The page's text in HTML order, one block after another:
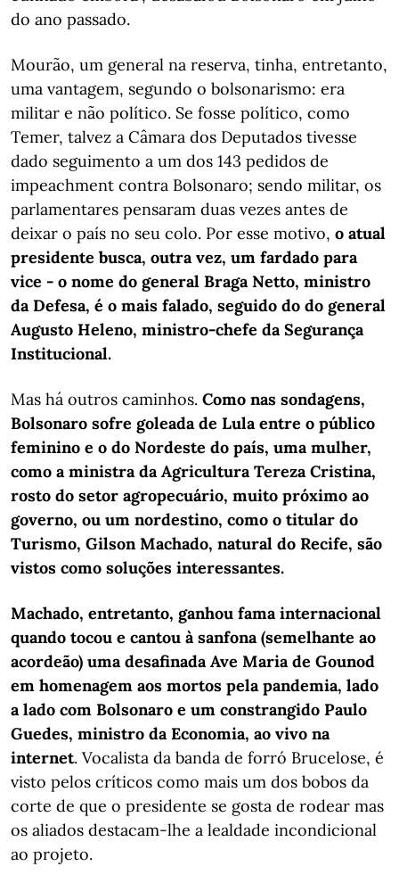
do ano passado.
Mourão, um general na reserva, tinha, entretanto,
uma vantagem, segundo o bolsonarismo: era
militar e não político. Se fosse político, como
Temer, talvez a Câmara dos Deputados tivesse
dado seguimento a um dos 143 pedidos de
impeachment contra Bolsonaro; sendo militar, os
parlamentares pensaram duas vezes antes de
deixar o país no seu colo. Por esse motivo, o atual
presidente busca, outra vez, um fardado para
vice - o nome do general Braga Netto, ministro
da Defesa, é o mais falado, seguido do do general
Augusto Heleno, ministro-chefe da Segurança
Institucional.
Mas há outros caminhos. Como nas sondagens,
Bolsonaro sofre goleada de Lula entre o público
feminino e o do Nordeste do país, uma mulher,
como a ministra da Agricultura Tereza Cristina,
rosto do setor agropecuário, muito próximo ao
governo, ou um nordestino, como o titular do
Turismo, Gilson Machado, natural do Recife, são
vistos como soluções interessantes.
Machado, entretanto, ganhou fama internacional
quando tocou e cantou à sanfona (semelhante ao
acordeão) uma desafinada Ave Maria de Gounod
em homenagem aos mortos pela pandemia, lado
a lado com Bolsonaro e um constrangido Paulo
Guedes, ministro da Economia, ao vivo na
internet. Vocalista da banda de forró Brucelose, é
visto pelos críticos como mais um dos bobos da
corte de que o presidente se gosta de rodear mas
os aliados destacam-lhe a lealdade incondicional
ao projeto.